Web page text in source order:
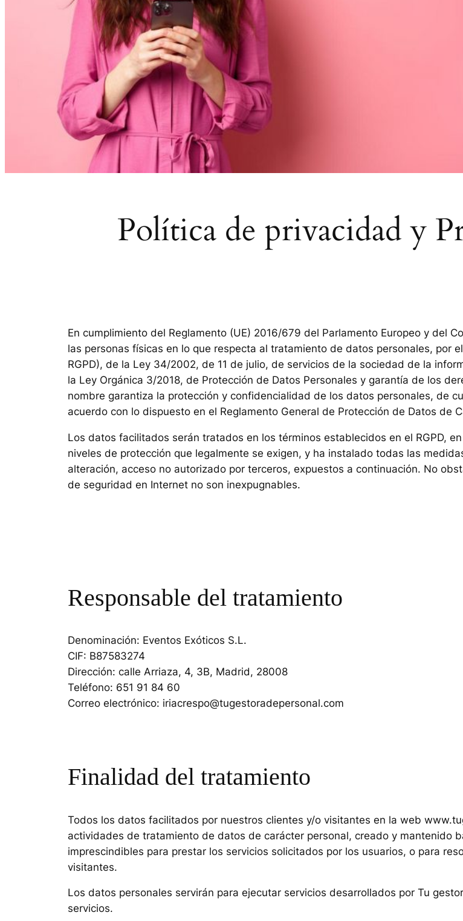
Política de privacidad y
En cumplimiento del Reglamento (UE) 2016/679 del Parlamento Europeo y del
las personas físicas en lo que respecta al tratamiento de datos personales, por
RGPD), de la Ley 34/2002, de 11 de julio, de servicios de la sociedad de la
la Ley Orgánica 3/2018, de Protección de Datos Personales y garantía de los
nombre garantiza la protección y confidencialidad de los datos personales, de
acuerdo con lo dispuesto en el Reglamento General de Protección de Datos de
Los datos facilitados serán tratados en los términos establecidos en el RGPD,
niveles de protección que legalmente se exigen, y ha instalado todas las
alteración, acceso no autorizado por terceros, expuestos a continuación. No
de seguridad en Internet no son inexpugnables.
Responsable del tratamiento
Denominación: Eventos Exóticos S.L.
CIF: B87583274
Dirección: calle Arriaza, 4, 3B, Madrid, 28008
Teléfono: 651 91 84 60
Correo electrónico: iriacrespo@tugestoradepersonal.com
Finalidad del tratamiento
Todos los datos facilitados por nuestros clientes y/o visitantes en la web
actividades de tratamiento de datos de carácter personal, creado y mantenido
imprescindibles para prestar los servicios solicitados por los usuarios, o para
visitantes.
Los datos personales servirán para ejecutar servicios desarrollados por Tu
servicios.